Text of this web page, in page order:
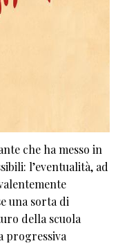
che ha messo in
l’eventualità, ad
una sorta di
della scuola
progressiva